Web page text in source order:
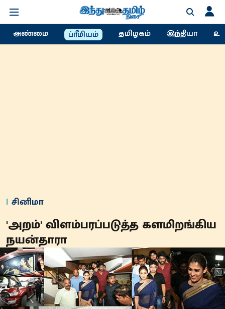
அண்மை ப்ரீமியம் தமிழகம் இந்தியா
சினிமா
'அறம்' விளம்பரப்படுத்த களமிறங்கிய
நயன்தாரா